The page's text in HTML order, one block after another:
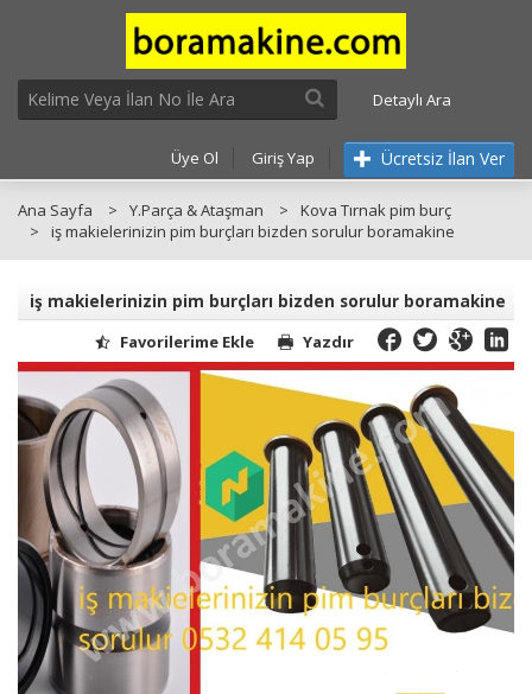
Detaylı Ara
Üye Ol Giriş Yap Ücretsiz İlan Ver
Ana Sayfa Y.Parça & Ataşman
Kova Tırnak pim burç
iş makielerinizin pim burçları bizden sorulur boramakine
iş makielerinizin pim burçları bizden sorulur boramakine
Favorilerime Ekle
Yazdır